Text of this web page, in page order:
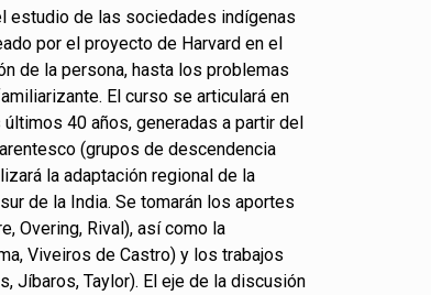
estudio de las sociedades indígenas
por el proyecto de Harvard en el
de la persona, hasta los problemas
El curso se articulará en
40 años, generadas a partir del
(grupos de descendencia
la adaptación regional de la
de la India. Se tomarán los aportes
Overing, Rival), así como la
Viveiros de Castro) y los trabajos
Jíbaros, Taylor). El eje de la discusión